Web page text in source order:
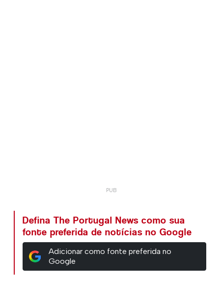
Defina The Portugal News como sua
fonte preferida de notícias no Google
Adicionar como fonte preferida no
Google